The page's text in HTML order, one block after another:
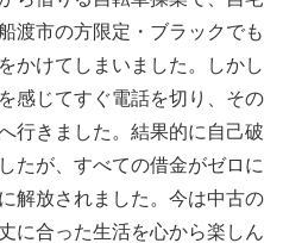
渡市の方限定・ブラックでも
かけてしまいました。しかし
感じてすぐ電話を切り、その
行きました。結果的に自己破
たが、すべての借金がゼロに
解放されました。今は中古の
に合った生活を心から楽しん